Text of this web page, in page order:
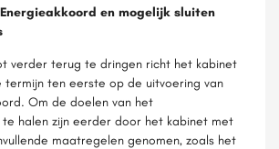
en mogelijk sluiten
verder terug te dringen richt het kabinet
termijn ten eerste op de uitvoering van
Om de doelen van het
te halen zijn eerder door het kabinet met
maatregelen genomen, zoals het